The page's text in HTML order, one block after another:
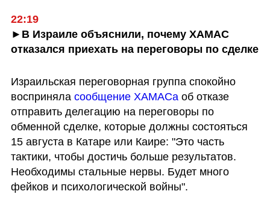
22:19
►В Израиле объяснили, почему ХАМАС
отказался приехать на переговоры по сделке
Израильская переговорная группа спокойно
восприняла сообщение ХАМАСа об отказе
отправить делегацию на переговоры по
обменной сделке, которые должны состояться
15 августа в Катаре или Каире: "Это часть
тактики, чтобы достичь больше результатов.
Необходимы стальные нервы. Будет много
фейков и психологической войны".